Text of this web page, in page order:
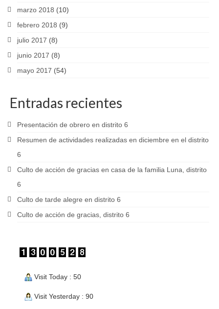
marzo 2018 (10)
febrero 2018 (9)
julio 2017 (8)
junio 2017 (8)
mayo 2017 (54)
Entradas recientes
Presentación de obrero en distrito 6
Resumen de actividades realizadas en diciembre en el distrito
6
Culto de acción de gracias en casa de la familia Luna, distrito
6
Culto de tarde alegre en distrito 6
Culto de acción de gracias, distrito 6
Visit Today : 50
Visit Yesterday : 90